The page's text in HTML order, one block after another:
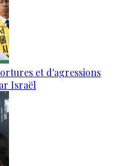
et d'agressions
Israël